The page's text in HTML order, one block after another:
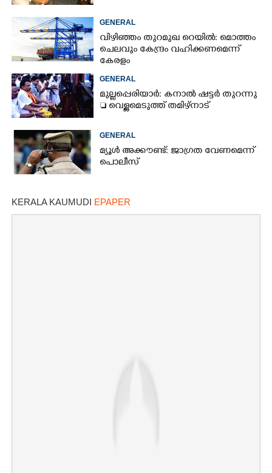
GENERAL
വിഴിഞ്ഞം തുറമുഖ റെയിൽ: മൊത്തം
ചെലവും കേന്ദ്രം വഹിക്കണമെന്ന്
കേരളം
GENERAL
മുല്ലപ്പെരിയാർ: കനാൽ ഷട്ടർ തുറന്നു
 വെള്ളമെടുത്ത് തമിഴ്നാട്
GENERAL
മ്യൂൾ അക്കൗണ്ട്: ജാഗ്രത വേണമെന്ന്
പൊലീസ്
KERALA KAUMUDI EPAPER